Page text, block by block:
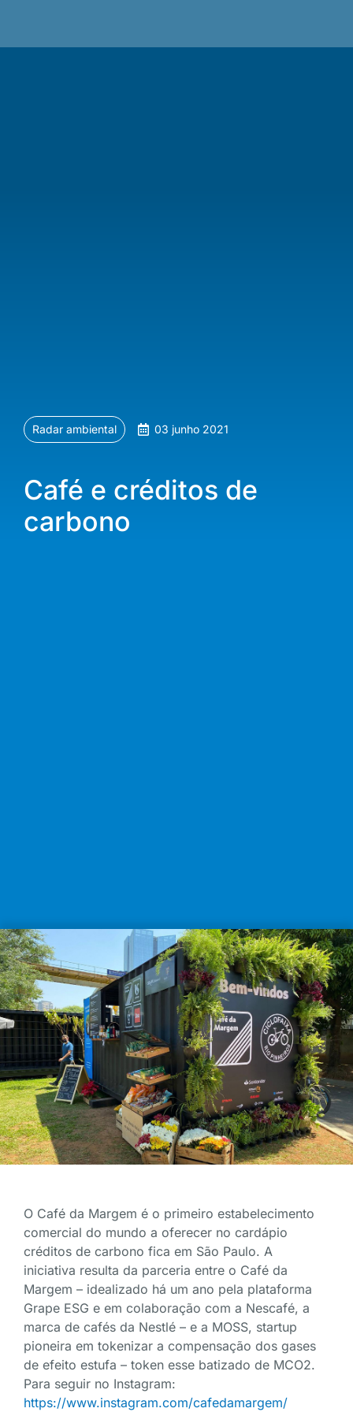
Radar ambiental 03 junho 2021
Café e créditos de
carbono
O Café da Margem é o primeiro estabelecimento
comercial do mundo a oferecer no cardápio
créditos de carbono fica em São Paulo. A
iniciativa resulta da parceria entre o Café da
Margem – idealizado há um ano pela plataforma
Grape ESG e em colaboração com a Nescafé, a
marca de cafés da Nestlé – e a MOSS, startup
pioneira em tokenizar a compensação dos gases
de efeito estufa – token esse batizado de MCO2.
Para seguir no Instagram:
https://www.instagram.com/cafedamargem/